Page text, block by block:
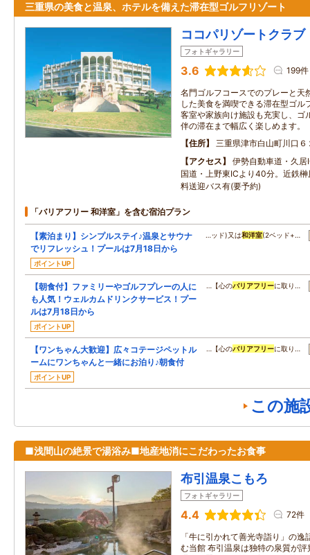
三重県の美食と温泉、ホテルを備えた滞在型ゴルフリゾート
ココパリゾートクラブ
フォトギャラリー
3.6 199件
名門ゴルフコースでのプレーと天
した美食を満喫できる滞在型ゴル
客室や家族向け施設も充実し、ゴ
伴の滞在まで幅広く楽しめます。
住所
三重県津市白山町川口６
アクセス
伊勢自動車道・久
国道・上野東ICより40分。近鉄
料送迎バス有(要予約)
「バリアフリー 和洋室」を含む宿泊プラン
【素泊まり】シンプルステイ♪温泉とサウナ
でリフレッシュ！プールは7月18日から
ポイントUP
…ッド)又は和洋室(2ベッド+…
【朝食付】ファミリーやゴルフプレーの人に
も人気！ウェルカムドリンクサービス！プー
ルは7月18日から
ポイントUP
…【心のバリアフリーに取り…
【ワンちゃん大歓迎】広々コテージペットル
ームにワンちゃんと一緒にお泊り♪朝食付
ポイントUP
…【心のバリアフリーに取り…
この施
■浅間山の絶景で湯浴み■地産地消にこだわったお食事
布引温泉こもろ
フォトギャラリー
4.4 72件
「牛に引かれて善光寺詣り」の
む当館 布引温泉は独特の泉質が